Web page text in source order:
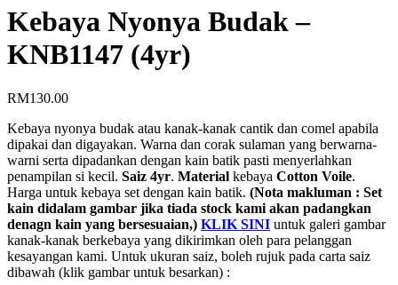
Kebaya Nyonya Budak –
KNB1147 (4yr)
RM130.00
Kebaya nyonya budak atau kanak-kanak cantik dan comel apabila
dipakai dan digayakan. Warna dan corak sulaman yang berwarna-
warni serta dipadankan dengan kain batik pasti menyerlahkan
penampilan si kecil. Saiz 4yr. Material kebaya Cotton Voile.
Harga untuk kebaya set dengan kain batik. (Nota makluman : Set
kain didalam gambar jika tiada stock kami akan padangkan
denagn kain yang bersesuaian,) KLIK SINI untuk galeri gambar
kanak-kanak berkebaya yang dikirimkan oleh para pelanggan
kesayangan kami. Untuk ukuran saiz, boleh rujuk pada carta saiz
dibawah (klik gambar untuk besarkan) :